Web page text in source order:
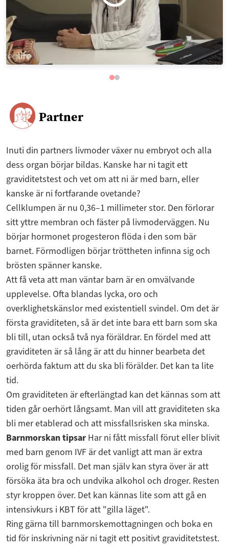
Partner
Inuti din partners livmoder växer nu embryot och alla
dess organ börjar bildas. Kanske har ni tagit ett
graviditetstest och vet om att ni är med barn, eller
kanske är ni fortfarande ovetande?
Cellklumpen är nu 0,36–1 millimeter stor. Den förlorar
sitt yttre membran och fäster på livmoderväggen. Nu
börjar hormonet progesteron flöda i den som bär
barnet. Förmodligen börjar tröttheten infinna sig och
brösten spänner kanske.
Att få veta att man väntar barn är en omvälvande
upplevelse. Ofta blandas lycka, oro och
overklighetskänslor med existentiell svindel. Om det är
första graviditeten, så är det inte bara ett barn som ska
bli till, utan också två nya föräldrar. En fördel med att
graviditeten är så lång är att du hinner bearbeta det
oerhörda faktum att du ska bli förälder. Det kan ta lite
tid.
Om graviditeten är efterlängtad kan det kännas som att
tiden går oerhört långsamt. Man vill att graviditeten ska
bli mer etablerad och att missfallsrisken ska minska.
Barnmorskan tipsar Har ni fått missfall förut eller blivit
med barn genom IVF är det vanligt att man är extra
orolig för missfall. Det man själv kan styra över är att
försöka äta bra och undvika alkohol och droger. Resten
styr kroppen över. Det kan kännas lite som att gå en
intensivkurs i KBT för att "gilla läget".
Ring gärna till barnmorskemottagningen och boka en
tid för inskrivning när ni tagit ett positivt graviditetstest.